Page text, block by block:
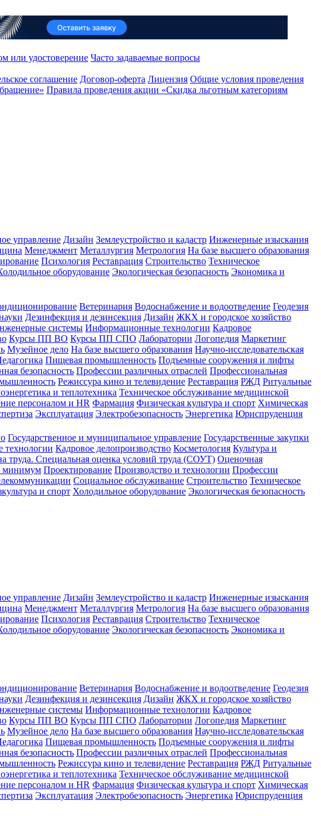
или удостоверение Часто задаваемые вопросы
соглашение Договор-оферта Лицензия Общие условия проведения
Правила проведения акции «Скидка льготным категориям
управление Дизайн Землеустройство и кадастр Инженерные изыскания
Менеджмент Металлургия Метрология На базе высшего образования
Психология Реставрация Строительство Техническое
оборудование Экологическая безопасность Экономика и
Ветеринария Водоснабжение и водоотведение Геодезия
Дезинфекция и дезинсекция Дизайн ЖКХ и городское хозяйство
системы Информационные технологии Кадровое
Курсы ПП ВО Курсы ПП СПО Лаборатории Логопедия Маркетинг
Музейное дело На базе высшего образования Научно-исследовательская
Пищевая промышленность Подъемные сооружения и лифты
безопасность Профессии различных отраслей Профессиональная
Режиссура кино и телевидение Реставрация РЖД Ритуальные
и теплотехника Техническое обслуживание медицинской
персоналом и HR Фармация Физическая культура и спорт Химическая
Эксплуатация Электробезопасность Энергетика Юриспруденция
Государственное и муниципальное управление Государственные закупки
Кадровое делопроизводство Косметология Культура и
труда. Специальная оценка условий труда (СОУТ) Оценочная
минимум Проектирование Производство и технологии Профессии
Социальное обслуживание Строительство Техническое
и спорт Холодильное оборудование Экологическая безопасность
управление Дизайн Землеустройство и кадастр Инженерные изыскания
Менеджмент Металлургия Метрология На базе высшего образования
Психология Реставрация Строительство Техническое
оборудование Экологическая безопасность Экономика и
Ветеринария Водоснабжение и водоотведение Геодезия
Дезинфекция и дезинсекция Дизайн ЖКХ и городское хозяйство
системы Информационные технологии Кадровое
Курсы ПП ВО Курсы ПП СПО Лаборатории Логопедия Маркетинг
Музейное дело На базе высшего образования Научно-исследовательская
Пищевая промышленность Подъемные сооружения и лифты
безопасность Профессии различных отраслей Профессиональная
Режиссура кино и телевидение Реставрация РЖД Ритуальные
и теплотехника Техническое обслуживание медицинской
персоналом и HR Фармация Физическая культура и спорт Химическая
Эксплуатация Электробезопасность Энергетика Юриспруденция